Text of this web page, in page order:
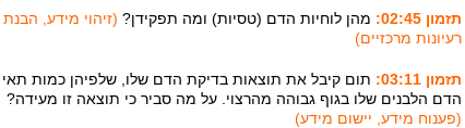
תזמון 02:45: מהן לוחיות הדם (טסיות) ומה תפקידן? (זיהוי מידע, הבנת
רעיונות מרכזיים)
תזמון 03:11:
תום קיבל את תוצאות בדיקת הדם שלו, שלפיהן כמות תאי
הדם הלבנים שלו בגוף גבוהה מהרצוי. על מה סביר כי תוצאה זו מעידה?
(פענוח מידע, יישום מידע)